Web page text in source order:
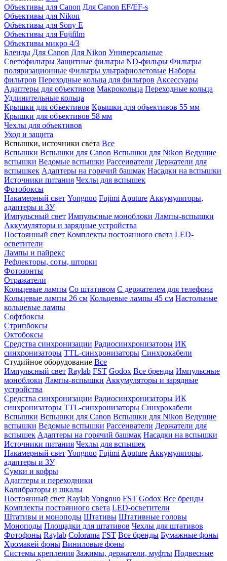
Объективы для Canon Для Canon EF/EF-s
Объективы для Nikon
Объективы для Sony E
Объективы для Fujifilm
Объективы микро 4/3
Бленды Для Canon Для Nikon Универсальные
Светофильтры Защитные фильтры ND-фильры Фильтры
поляризационные Фильтры ультрафиолетовые Наборы
фильтров Переходные кольца для фильтров Аксессуары
Адаптеры для объективов Макрокольца Переходные кольца
Удлинительные кольца
Крышки для объективов Крышки для объективов 55 мм
Крышки для объективов 58 мм
Чехлы для объективов
Уход и защита
Вспышки, источники света Все
Вспышки Вспышки для Canon Вспышки для Nikon Ведущие
вспышки Ведомые вспышки Рассеиватели Держатели для
вспышкек Адаптеры на горячий башмак Насадки на вспышки
Источники питания Чехлы для вспышек
Фотобоксы
Накамерный свет Yongnuo Fujimi Aputure Аккумуляторы,
адаптеры и ЗУ
Импульсный свет Импульсные моноблоки Лампы-вспышки
Аккумуляторы и зарядные устройства
Постоянный свет Комплекты постоянного света LED-
осветители
Лампы и пайрекс
Рефлекторы, соты, шторки
Фотозонты
Отражатели
Кольцевые лампы Со штативом С держателем для телефона
Кольцевые лампы 26 см Кольцевые лампы 45 см Настольные
кольцевые лампы
Софтбоксы
Стрипбоксы
Октобоксы
Средства синхронизации Радиосинхронизаторы ИК
синхронизаторы TTL-синхронизаторы Синхрокабели
Студийное оборудование Все
Импульсный свет Raylab FST Godox Все бренды Импульсные
моноблоки Лампы-вспышки Аккумуляторы и зарядные
устройства
Средства синхронизации Радиосинхронизаторы ИК
синхронизаторы TTL-синхронизаторы Синхрокабели
Вспышки Вспышки для Canon Вспышки для Nikon Ведущие
вспышки Ведомые вспышки Рассеиватели Держатели для
вспышек Адаптеры на горячий башмак Насадки на вспышки
Источники питания Чехлы для вспышек
Накамерный свет Yongnuo Fujimi Aputure Аккумуляторы,
адаптеры и ЗУ
Сумки и кофры
Адаптеры и переходники
Калибраторы и шкалы
Постоянный свет RaylabYongnuo FST Godox Все бренды
Комплекты постоянного света LED-осветители
Штативы и моноподы Штативы Штативные головы
Моноподы Площадки для штативов Чехлы для штативов
Фотофоны Raylab Colorama FST Все бренды Бумажные фоны
Хромакей фоны Виниловые фоны
Системы крепления Зажимы, держатели, муфты Подвесные